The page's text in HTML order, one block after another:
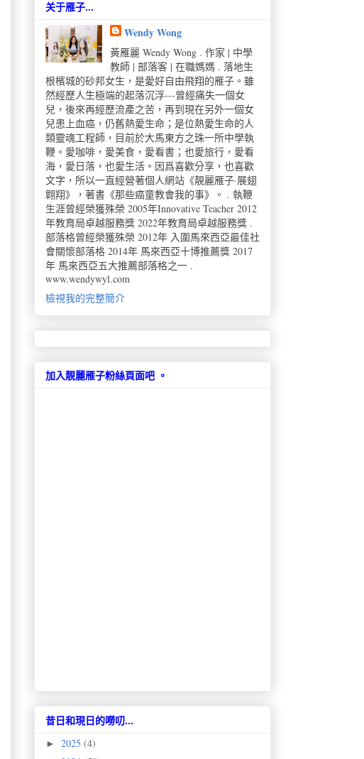
关于雁子...
Wendy Wong
黃雁麗 Wendy Wong . 作家 | 中學
教師 | 部落客 | 在職媽媽 . 落地生
根檳城的砂邦女生，是愛好自由飛翔的雁子。雖
然經歷人生極端的起落沉浮---曾經痛失一個女
兒，後來再經歷流產之苦，再到現在另外一個女
兒患上血癌，仍舊熱愛生命；是位熱愛生命的人
類靈魂工程師，目前於大馬東方之珠一所中學執
鞭。愛咖啡，愛美食，愛看書；也愛旅行，愛看
海，愛日落，也愛生活。因爲喜歡分享，也喜歡
文字，所以一直經營著個人網站《靚麗雁子·展翅
翺翔》，著書《那些癌童教會我的事》。 . 執鞭
生涯曾經榮獲殊榮 2005年Innovative Teacher 2012
年教育局卓越服務獎 2022年教育局卓越服務獎 .
部落格曾經榮獲殊榮 2012年 入圍馬來西亞最佳社
會關懷部落格 2014年 馬來西亞十博推薦獎 2017
年 馬來西亞五大推薦部落格之一 .
www.wendywyl.com
檢視我的完整簡介
加入靚麗雁子粉絲頁面吧 。
昔日和現日的嘮叨...
► 2025 (4)